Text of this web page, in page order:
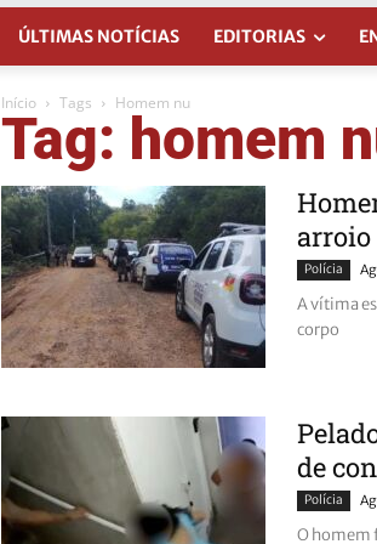
ÚLTIMAS NOTÍCIAS EDITORIAS
Início Tags Homem nu
Tag: homem
arroio
Polícia
A vítima
corpo
de
Polícia
O homem